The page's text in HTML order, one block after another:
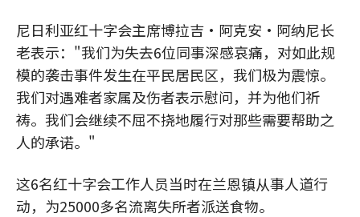
尼日利亚红十字会主席博拉吉·阿克安·阿纳尼长
老表示："我们为失去6位同事深感哀痛，对如此规
模的袭击事件发生在平民居民区，我们极为震惊。
我们对遇难者家属及伤者表示慰问，并为他们祈
祷。我们会继续不屈不挠地履行对那些需要帮助之
人的承诺。"
这6名红十字会工作人员当时在兰恩镇从事人道行
动，为25000多名流离失所者派送食物。